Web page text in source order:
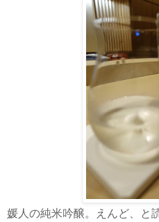
媛人の純米吟醸。えんど、と